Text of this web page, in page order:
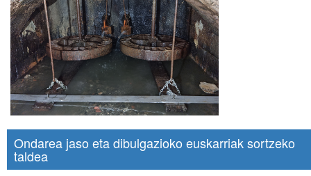
Ondarea jaso eta dibulgazioko euskarriak sortzeko
taldea